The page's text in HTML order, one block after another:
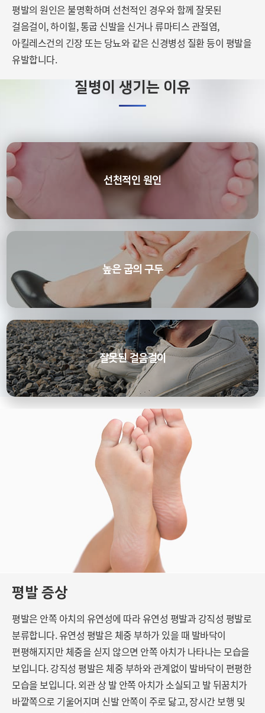
평발의 원인은 불명확하며 선천적인 경우와 함께 잘못된
걸음걸이,하이힐, 통굽 신발을 신거나 류마티스 관절염,
아킬레스건의 긴장 또는 당뇨와 같은 신경병성 질환 등이 평발을
유발합니다.
질병이 생기는 이유
선천적인 원인
높은 굽의 구두
잘못된 걸음걸이
평발 증상
평발은 안쪽 아치의 유연성에 따라 유연성 평발과 강직성 평발로
분류합니다.유연성 평발은 체중 부하가 있을 때 발바닥이
편평해지지만 체중을 싣지 않으면 안쪽 아치가 나타나는 모습을
보입니다.강직성 평발은 체중 부하와 관계없이 발바닥이 편평한
모습을 보입니다.외관 상 발 안쪽 아치가 소실되고 발 뒤꿈치가
바깥쪽으로 기울어지며 신발 안쪽이 주로 닳고,장시간 보행 및